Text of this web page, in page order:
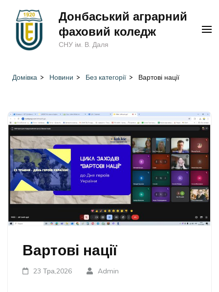
(натисніть
Донбаський аграрний
фаховий коледж
СНУ ім. В. Даля
Домівка > Новини > Без категорії > Вартові нації
Вартові нації
23 Тра,2026 Admin